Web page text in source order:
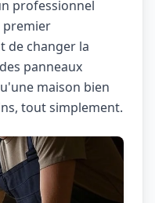
professionnel
premier
de changer la
panneaux
maison bien
tout simplement.